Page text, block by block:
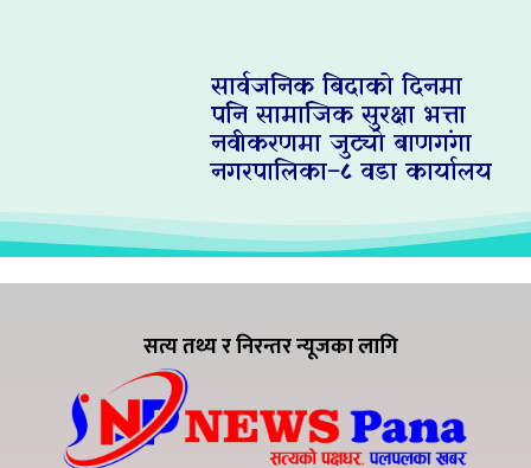
सार्वजनिक बिदाको दिनमा
पनि सामाजिक सुरक्षा भत्ता
नवीकरणमा जुट्यो बाणगंगा
नगरपालिका–८ वडा कार्यालय
सत्य तथ्य र निरन्तर न्यूजका लागि